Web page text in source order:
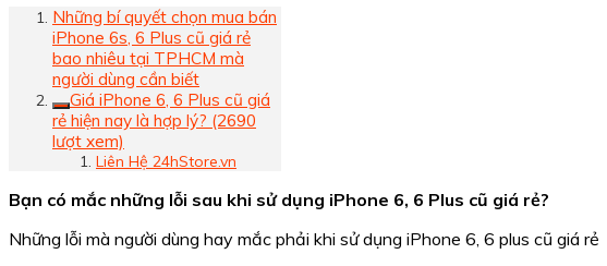
Những bí quyết chọn mua bán
iPhone 6s, 6 Plus cũ giá rẻ
bao nhiêu tại TPHCM mà
người dùng cần biết
Giá iPhone 6, 6 Plus cũ giá
rẻ hiện nay là hợp lý? (2690
lượt xem)
Liên Hệ 24hStore.vn
Bạn có mắc những lỗi sau khi sử dụng iPhone 6, 6 Plus cũ giá rẻ?
Những lỗi mà người dùng hay mắc phải khi sử dụng iPhone 6, 6 plus cũ giá rẻ